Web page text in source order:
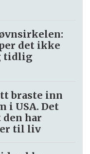
det ikke
tidlig
braste inn
i USA. Det
den har
til liv